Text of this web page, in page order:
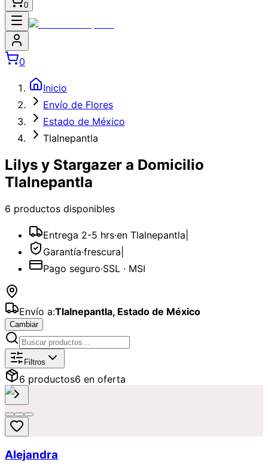
0
0
Inicio
Envío de Flores
Estado de México
Tlalnepantla
Lilys y Stargazer a Domicilio
Tlalnepantla
6 productos disponibles
Entrega 2-5 hrs·en Tlalnepantla
Garantía·frescura
Pago seguro·SSL · MSI
Envío a:Tlalnepantla, Estado de México
Cambiar
Catálogo deLilys y Stargazer
Filtros
6 productos6 en oferta
Alejandra